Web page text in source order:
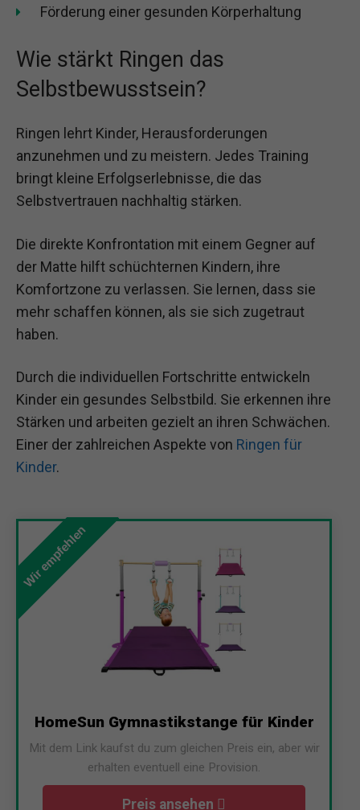
Förderung einer gesunden Körperhaltung
Wie stärkt Ringen das
Selbstbewusstsein?
Ringen lehrt Kinder, Herausforderungen
anzunehmen und zu meistern. Jedes Training
bringt kleine Erfolgserlebnisse, die das
Selbstvertrauen nachhaltig stärken.
Die direkte Konfrontation mit einem Gegner auf
der Matte hilft schüchternen Kindern, ihre
Komfortzone zu verlassen. Sie lernen, dass sie
mehr schaffen können, als sie sich zugetraut
haben.
Durch die individuellen Fortschritte entwickeln
Kinder ein gesundes Selbstbild. Sie erkennen ihre
Stärken und arbeiten gezielt an ihren Schwächen.
Einer der zahlreichen Aspekte von Ringen für
Kinder.
Wir empfehlen
HomeSun Gymnastikstange für Kinder
Mit dem Link kaufst du zum gleichen Preis ein, aber wir
erhalten eventuell eine Provision.
Preis ansehen